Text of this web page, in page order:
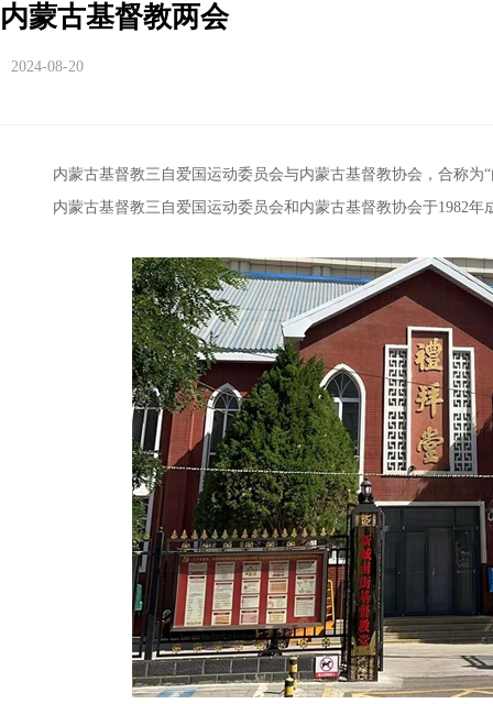
内蒙古基督教两会
2024-08-20
内蒙古基督教三自爱国运动委员会与内蒙古基督教协会，合称为
内蒙古基督教三自爱国运动委员会和内蒙古基督教协会于1982年